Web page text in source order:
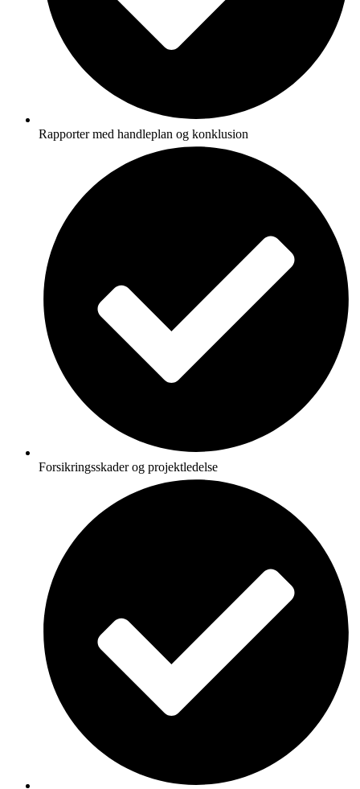
Rapporter med handleplan og konklusion
Forsikringsskader og projektledelse